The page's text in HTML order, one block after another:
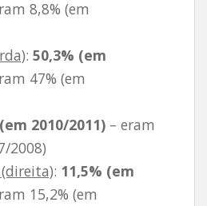
8,8% (em
: 50,3% (em
47% (em
2010/2011) – eram
2008)
: 11,5% (em
15,2% (em